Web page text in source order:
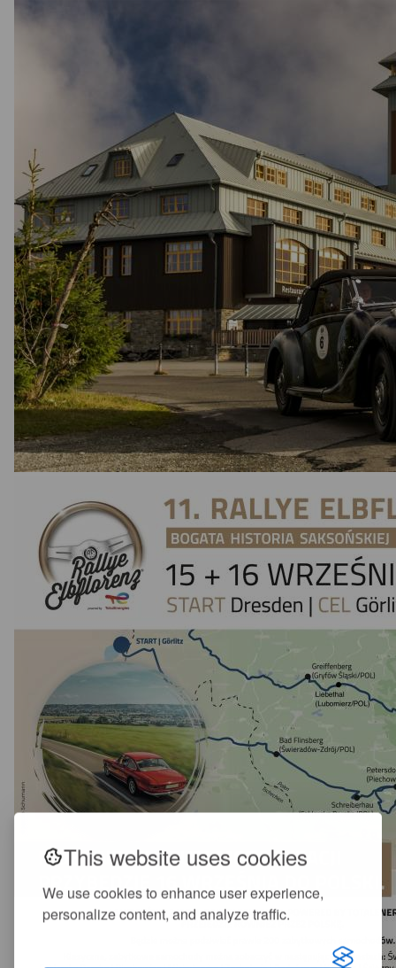
This website uses cookies
We use cookies to enhance user experience,
personalize content, and analyze traffic.